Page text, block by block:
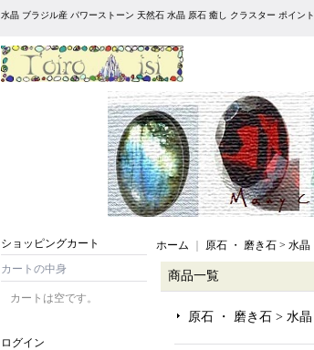
水晶 ブラジル産 パワーストーン 天然石 水晶 原石 癒し クラスター ポイント
ショッピングカート
カートの中身
カートは空です。
ログイン
ホーム 原石 ・ 磨き石 > 水晶
商品一覧
原石 ・ 磨き石 > 水晶